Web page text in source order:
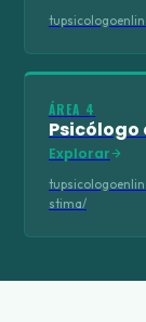
ÁREA 4
Explorar
stima/